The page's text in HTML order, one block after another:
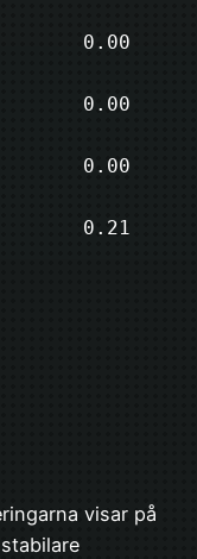
0.00
0.00
0.00
0.21
visar på